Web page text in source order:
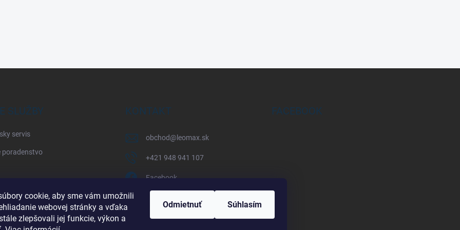
cookie, aby sme vám umožnili
webovej stránky a vďaka
zlepšovali jej funkcie, výkon a
Odmietnuť Súhlasím
SLUŽBY
servis
poradenstvo
KONTAKT
obchod@ leomax.sk
+421 948 941 107
Facebook
+421 948 941 107
FACEBOOK